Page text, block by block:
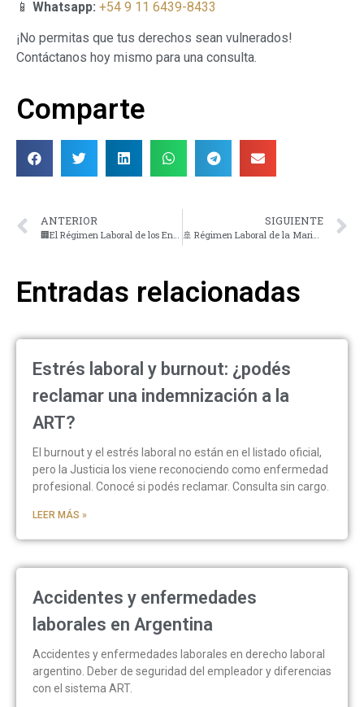
📱 Whatsapp: +54 9 11 6439-8433
¡No permitas que tus derechos sean vulnerados!
Contáctanos hoy mismo para una consulta.
Comparte
ANTERIOR
🏢El Régimen Laboral de los Encargados de Edificios en Argentina: Guía Completa con Ejemplos
SIGUIENTE
🚢 Régimen Laboral de la Marina Mercante en Argentina: Derechos, Beneficios y Normativas Actualizadas
Entradas relacionadas
Estrés laboral y burnout: ¿podés
reclamar una indemnización a la
ART?
El burnout y el estrés laboral no están en el listado oficial,
pero la Justicia los viene reconociendo como enfermedad
profesional. Conocé si podés reclamar. Consulta sin cargo.
LEER MÁS »
Accidentes y enfermedades
laborales en Argentina
Accidentes y enfermedades laborales en derecho laboral
argentino. Deber de seguridad del empleador y diferencias
con el sistema ART.